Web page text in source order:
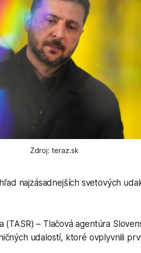
Zdroj: teraz.sk
najzásadnejších svetových
(TASR) – Tlačová agentúra
udalostí, ktoré ovplyvnili